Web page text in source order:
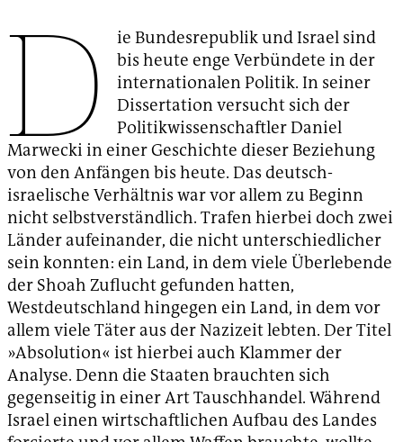
D
ie Bundesrepublik und Israel sind
bis heute enge Verbündete in der
internationalen Politik. In seiner
Dissertation versucht sich der
Politikwissenschaftler Daniel
Marwecki in einer Geschichte dieser Beziehung
von den Anfängen bis heute. Das deutsch-
israelische Verhältnis war vor allem zu Beginn
nicht selbstverständlich. Trafen hierbei doch zwei
Länder aufeinander, die nicht unterschiedlicher
sein konnten: ein Land, in dem viele Überlebende
der Shoah Zuflucht gefunden hatten,
Westdeutschland hingegen ein Land, in dem vor
allem viele Täter aus der Nazizeit lebten. Der Titel
»Absolution« ist hierbei auch Klammer der
Analyse. Denn die Staaten brauchten sich
gegenseitig in einer Art Tauschhandel. Während
Israel einen wirtschaftlichen Aufbau des Landes